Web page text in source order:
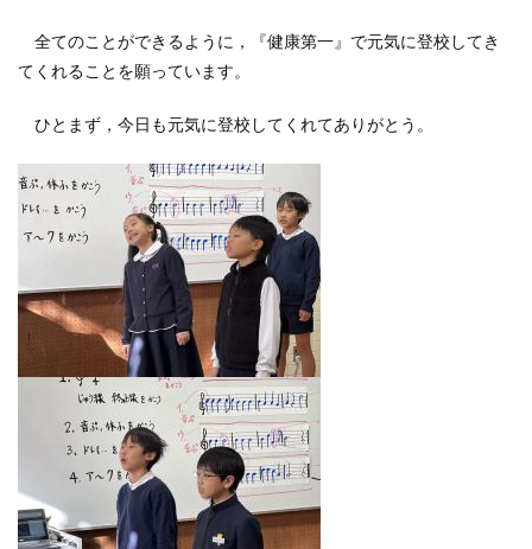
全てのことができるように，『健康第一』で元気に登校してき
てくれることを願っています。
ひとまず，今日も元気に登校してくれてありがとう。